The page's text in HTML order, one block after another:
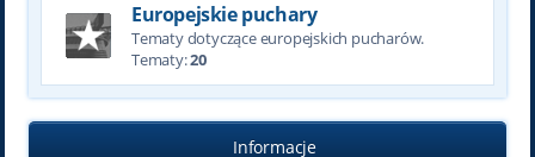
Europejskie puchary
Tematy dotyczące europejskich pucharów.
Tematy:20
Informacje